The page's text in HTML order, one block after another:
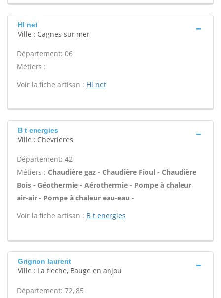
Hl net
Ville : Cagnes sur mer
Département: 06
Métiers :
Voir la fiche artisan : Hl net
B t energies
Ville : Chevrieres
Département: 42
Métiers : Chaudière gaz - Chaudière Fioul - Chaudière
Bois - Géothermie - Aérothermie - Pompe à chaleur
air-air - Pompe à chaleur eau-eau -
Voir la fiche artisan : B t energies
Grignon laurent
Ville : La fleche, Bauge en anjou
Département: 72, 85